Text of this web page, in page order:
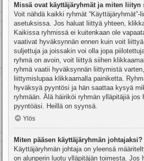
Missä ovat käyttäjäryhmät ja miten liityn
Voit nähdä kaikki ryhmät “Käyttäjäryhmät”-
asetuksissa. Jos haluat liittyä yhteen,
Kaikissa ryhmissä ei kuitenkaan ole
vaativat hyväksynnän ennen kuin voit
suljettuja ja joissakin voi olla jopa
ryhmä on avoin, voit liittyä siihen
ryhmä vaatii hyväksynnän liittymistä
liittymislupaa klikkaamalla painiketta.
hyväksyä pyyntösi ja hän saattaa kysyä
ryhmään. Älä häiriköi ryhmän ylläpitäjiä jos
pyyntöäsi. Heillä on syynsä.
Ylös
Miten pääsen käyttäjäryhmän johtajaksi?
Käyttäjäryhmän johtaja on yleensä
on alunperin luotu ylläpitäjän toimesta. Jos